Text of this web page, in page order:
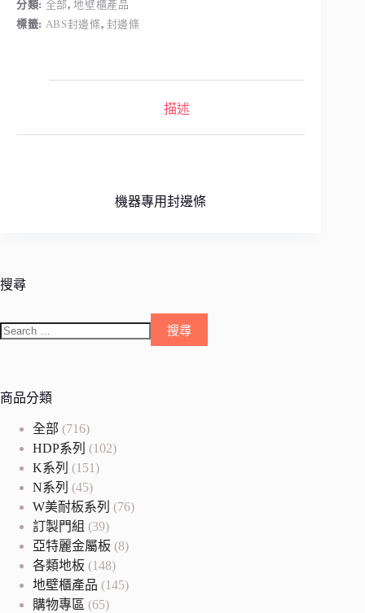
分類: 全部,地壁櫃產品
標籤: ABS封邊條, 封邊條
描述
機器專用封邊條
搜尋
商品分類
全部 (716)
HDP系列 (102)
K系列 (151)
N系列 (45)
W美耐板系列 (76)
訂製門組 (39)
亞特麗金屬板 (8)
各類地板 (148)
地壁櫃產品 (145)
購物專區 (65)